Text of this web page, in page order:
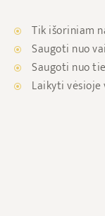
Tik išoriniam
Saugoti nuo
Saugoti nuo
Laikyti